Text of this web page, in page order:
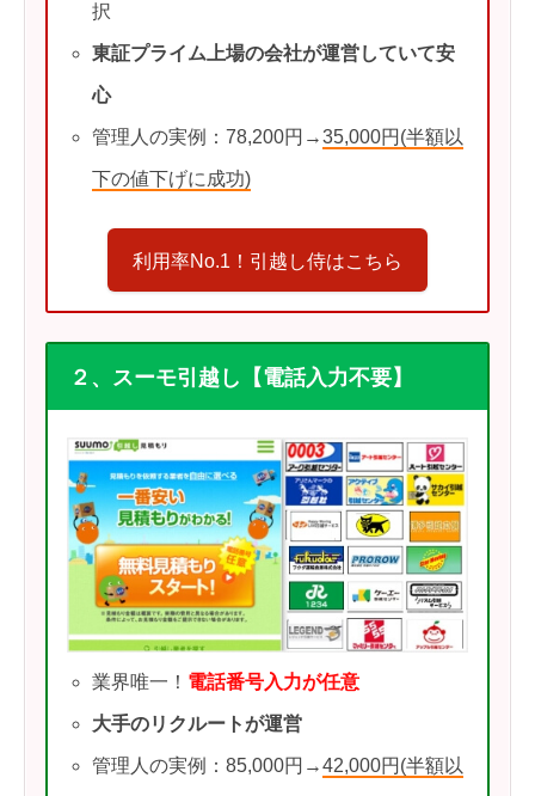
択
東証プライム上場の会社が運営していて安
心
管理人の実例：78,200円→35,000円(半額以
下の値下げに成功)
利用率No.1！引越し侍はこちら
２、スーモ引越し【電話入力不要】
業界唯一！ 電話番号入力が任意
大手のリクルートが運営
管理人の実例：85,000円→42,000円(半額以